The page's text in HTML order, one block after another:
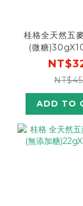
桂格全天然五
(微糖
ADD TO